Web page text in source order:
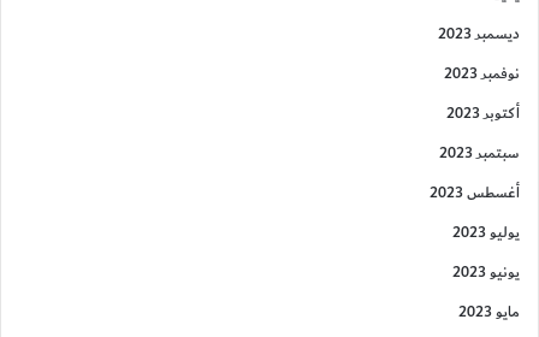
ديسمبر 2023
نوفمبر 2023
أكتوبر 2023
سبتمبر 2023
أغسطس 2023
يوليو 2023
يونيو 2023
مايو 2023